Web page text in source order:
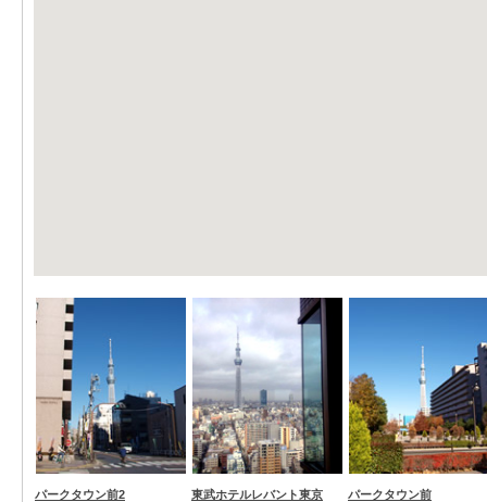
パークタウン前2 東武ホテルレバント東京 パークタウン前